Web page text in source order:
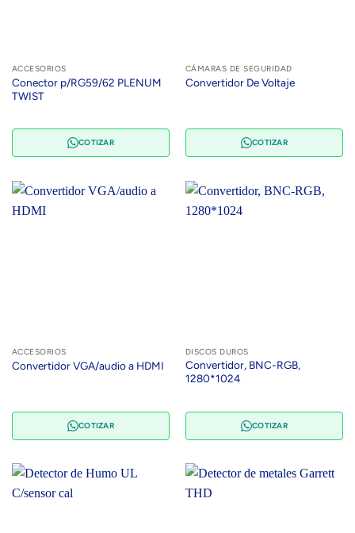
ACCESORIOS
Conector p/RG59/62 PLENUM
TWIST
COTIZAR
CÁMARAS DE SEGURIDAD
Convertidor De Voltaje
COTIZAR
ACCESORIOS
Convertidor VGA/audio a HDMI
COTIZAR
DISCOS DUROS
Convertidor, BNC-RGB,
1280*1024
COTIZAR